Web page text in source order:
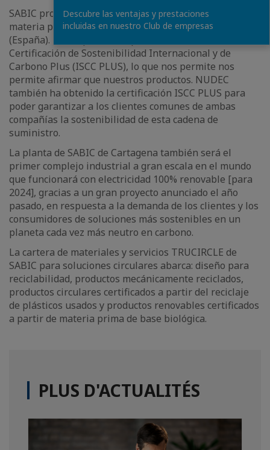
SABIC produce policarbonato y mezclas basadas en
materia prima renovable en su planta de Cartagena
(España). El año pasado, la planta recibió la
Certificación de Sostenibilidad Internacional y de
Carbono Plus (ISCC PLUS), lo que nos permite nos
permite afirmar que nuestros productos. NUDEC
también ha obtenido la certificación ISCC PLUS para
poder garantizar a los clientes comunes de ambas
compañías la sostenibilidad de esta cadena de
suministro.
La planta de SABIC de Cartagena también será el
primer complejo industrial a gran escala en el mundo
que funcionará con electricidad 100% renovable [para
2024], gracias a un gran proyecto anunciado el año
pasado, en respuesta a la demanda de los clientes y los
consumidores de soluciones más sostenibles en un
planeta cada vez más neutro en carbono.
La cartera de materiales y servicios TRUCIRCLE de
SABIC para soluciones circulares abarca: diseño para
reciclabilidad, productos mecánicamente reciclados,
productos circulares certificados a partir del reciclaje
de plásticos usados y productos renovables certificados
a partir de materia prima de base biológica.
PLUS D'ACTUALITÉS
Descubre las ventajas y prestaciones
incluidas en nuestro Club de empresas